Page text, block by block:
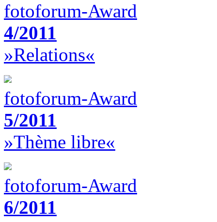
fotoforum-Award
4/2011
»Relations«
fotoforum-Award
5/2011
»Thème libre«
fotoforum-Award
6/2011